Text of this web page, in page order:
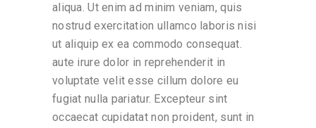
aliqua. Ut enim ad minim veniam, quis
nostrud exercitation ullamco laboris nisi
ut aliquip ex ea commodo consequat.
aute irure dolor in reprehenderit in
voluptate velit esse cillum dolore eu
fugiat nulla pariatur. Excepteur sint
occaecat cupidatat non proident, sunt in